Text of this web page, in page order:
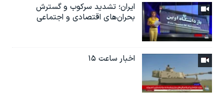
ایران؛ تشدید سرکوب و گسترش
بحران‌های اقتصادی و اجتماعی
اخبار ساعت ۱۵